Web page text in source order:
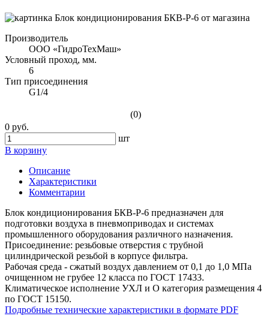
Производитель
ООО «ГидроТехМаш»
Условный проход, мм.
6
Тип присоединения
G1/4
(0)
0 руб.
шт
В корзину
Описание
Характеристики
Комментарии
Блок кондиционирования БКВ-Р-6 предназначен для
подготовки воздуха в пневмоприводах и системах
промышленного оборудования различного назначения.
Присоединение: резьбовые отверстия с трубной
цилиндрической резьбой в корпусе фильтра.
Рабочая среда - сжатый воздух давлением от 0,1 до 1,0 МПа
очищенном не грубее 12 класса по ГОСТ 17433.
Климатическое исполнение УХЛ и О категория размещения 4
по ГОСТ 15150.
Подробные технические характеристики в формате PDF